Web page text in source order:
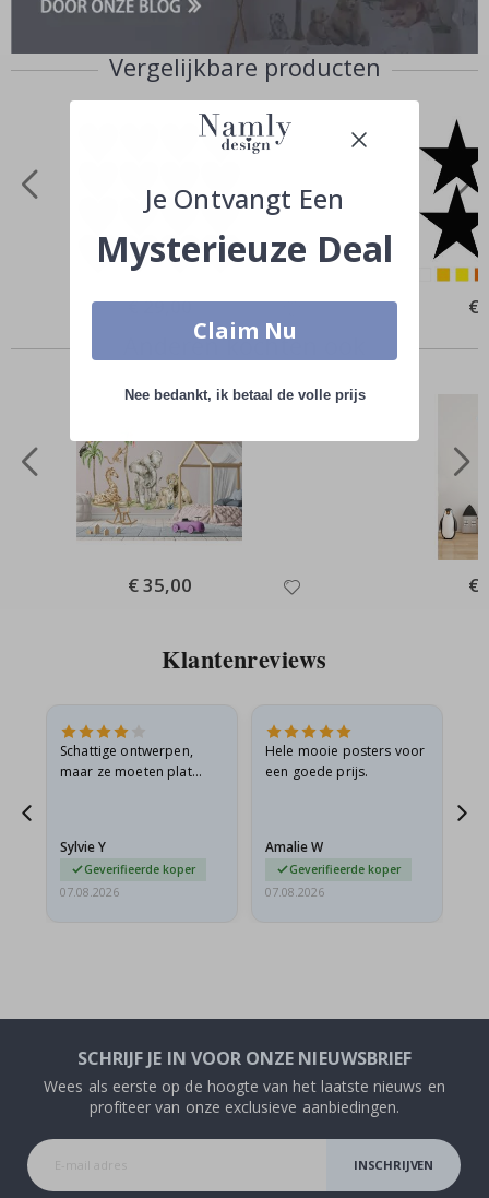
Vergelijkbare producten
Special
€ 29,00 €
Anderen kochten ook
Special
Price
€ 35,00 €
Klantenreviews
Schattige ontwerpen,
maar ze moeten plat
beetje…
Sylvie Y
Geverifieerde koper
07.08.2026
Hele mooie posters voor
een goede prijs.
Amalie W
Geverifieerde koper
07.08.2026
SCHRIJF JE IN VOOR ONZE NIEUWSBRIEF
Wees als eerste op de hoogte van het laatste nieuws en
profiteer van onze exclusieve aanbiedingen.
INSCHRIJVEN
Je Ontvangt Een
Mysterieuze Deal
Claim Nu
Nee bedankt, ik betaal de volle prijs